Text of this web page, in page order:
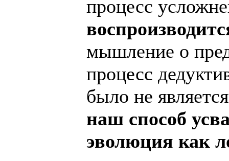
процесс
мышление о
процесс
было не
наш способ
эволюция как